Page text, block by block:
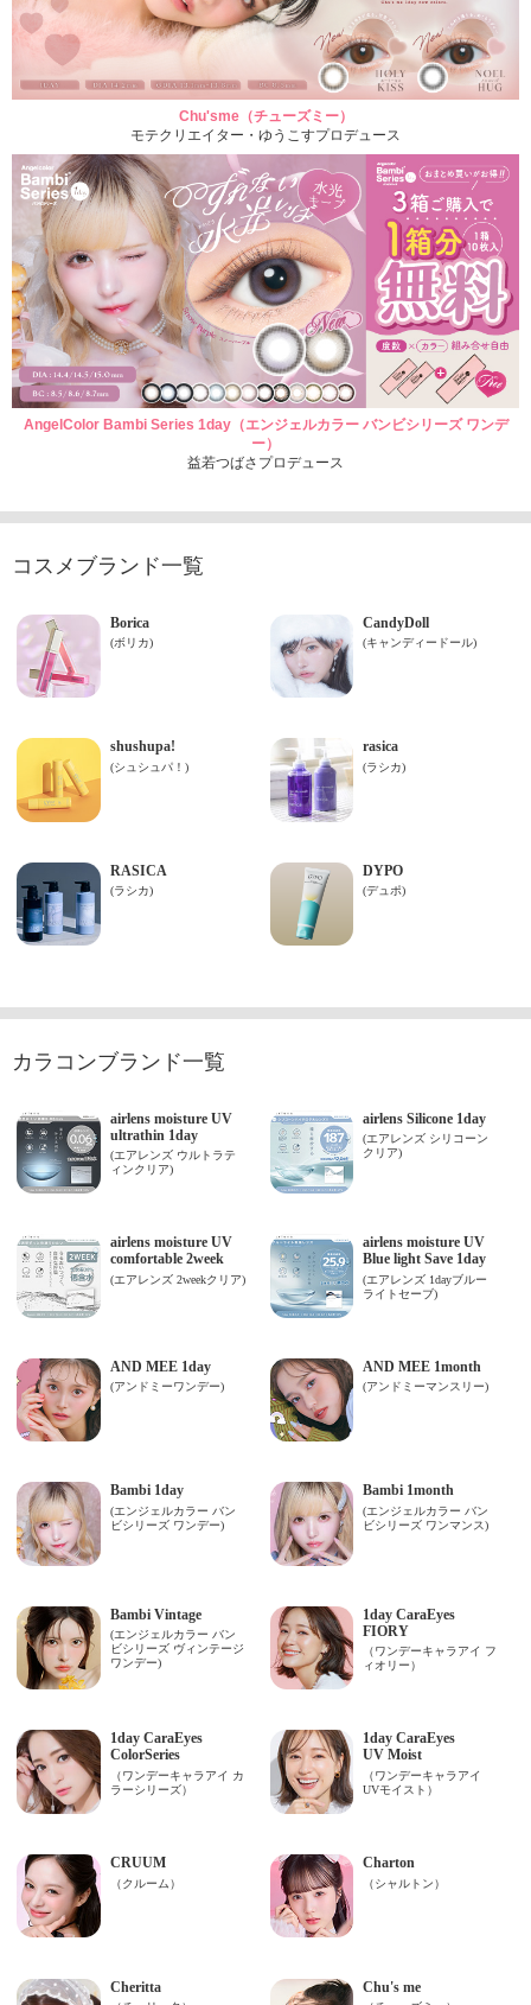
Chu'sme（チューズミー）
モテクリエイター・ゆうこすプロデュース
AngelColor Bambi Series 1day（エンジェルカラー バンビシリーズ ワンデ
ー）
益若つばさプロデュース
コスメブランド一覧
カラコンブランド一覧